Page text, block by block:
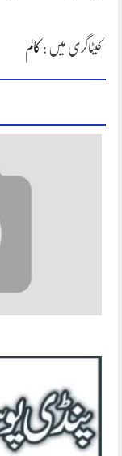
کیٹاگری میں : کالم